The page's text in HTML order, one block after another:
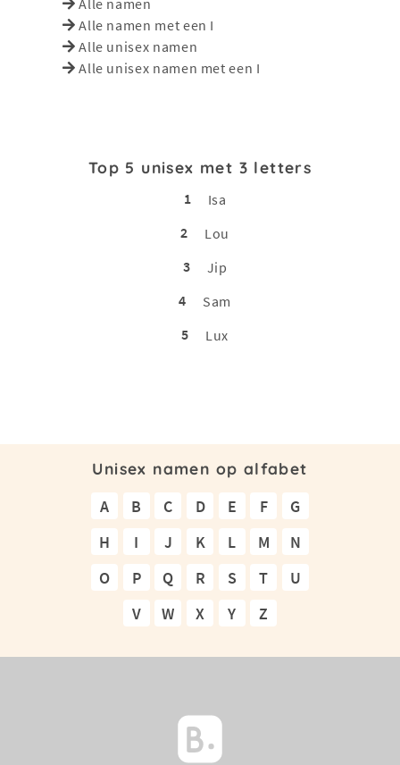
Alle namen met een I
Alle unisex namen
Alle unisex namen met een I
Top 5 unisex met 3 letters
1
Isa
2
Lou
3
Jip
4
Sam
5
Lux
Unisex namen op alfabet
A B C D E F
G
H
I J K L M
N
O
P Q R S T
U
V
W X Y Z